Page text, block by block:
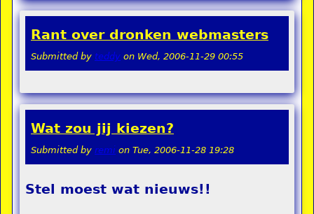
Rant over dronken webmasters
Submitted by teddy on Wed, 2006-11-29 00:55
Wat zou jij kiezen?
Submitted by remi on Tue, 2006-11-28 19:28
Stel moest wat nieuws!!